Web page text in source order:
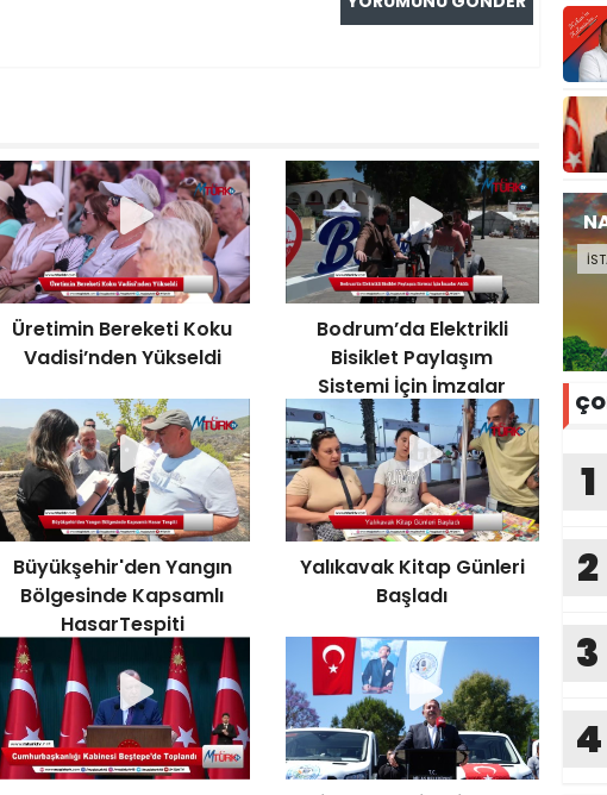
Üretimin Bereketi Koku
Vadisi’nden Yükseldi
Bodrum’da Elektrikli
Bisiklet Paylaşım
Sistemi İçin İmzalar
Atıldı
Büyükşehir'den Yangın
Bölgesinde Kapsamlı
HasarTespiti
Yalıkavak Kitap Günleri
Başladı
1
2
3
4